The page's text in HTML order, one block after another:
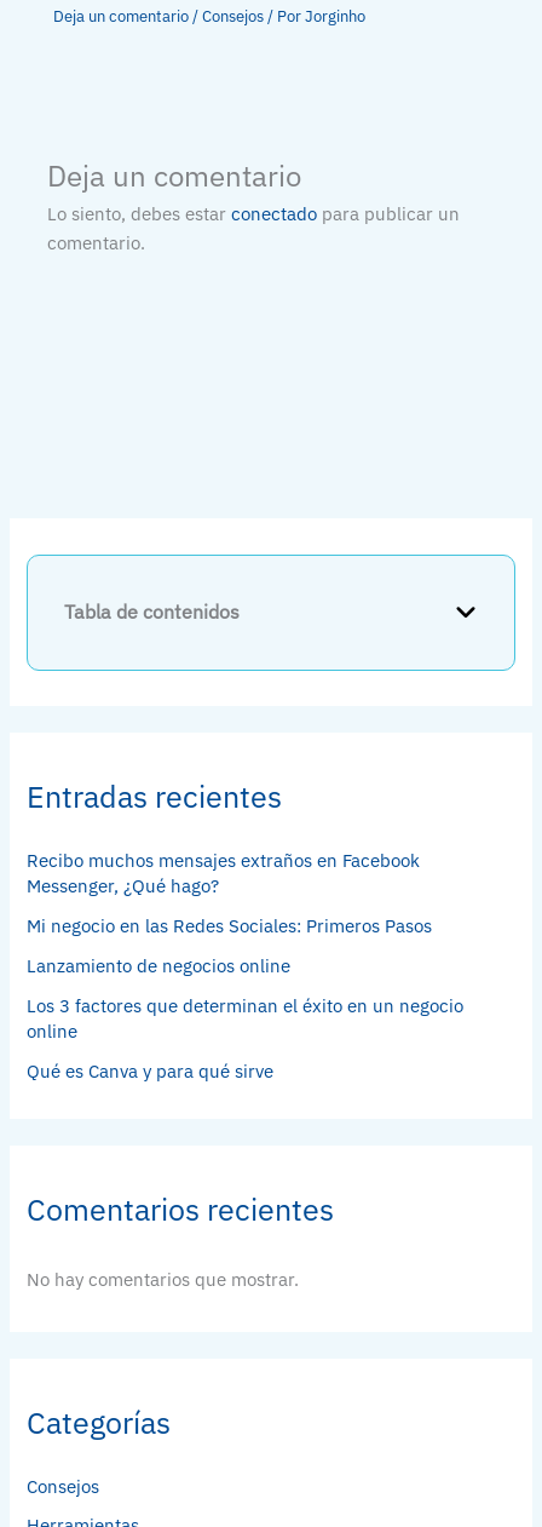
Tabla de contenidos
Entradas recientes
Recibo muchos mensajes extraños en Facebook
Messenger, ¿Qué hago?
Mi negocio en las Redes Sociales: Primeros Pasos
Lanzamiento de negocios online
Los 3 factores que determinan el éxito en un negocio
online
Qué es Canva y para qué sirve
Comentarios recientes
No hay comentarios que mostrar.
Categorías
Consejos
Deja un comentario/Consejos/ PorJorginho
Deja un comentario
Lo siento, debes estarconectado para publicar un
comentario.